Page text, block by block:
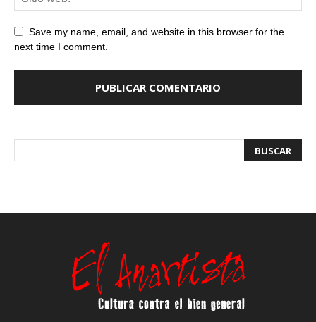
Save my name, email, and website in this browser for the
next time I comment.